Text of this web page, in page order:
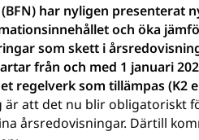
har nyligen presenterat
och öka
som skett i
från och med 1 januari
regelverk som tillämpas (K2
är att det nu blir obligatoriskt
årsredovisningar. Därtill